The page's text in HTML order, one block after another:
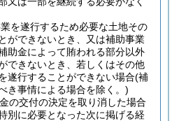
を遂行するため必要な土地その
ができないとき、又は補助事業
助金によって賄われる部分以外
できないとき、若しくはその他
遂行することができない場合(補
き事情による場合を除く。)
の交付の決定を取り消した場合
別に必要となった次に掲げる経